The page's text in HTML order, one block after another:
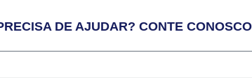
DE AJUDAR? CONTE CONOSCO